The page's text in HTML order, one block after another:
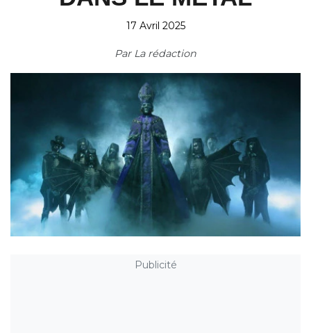
17 Avril 2025
Par La rédaction
Publicité